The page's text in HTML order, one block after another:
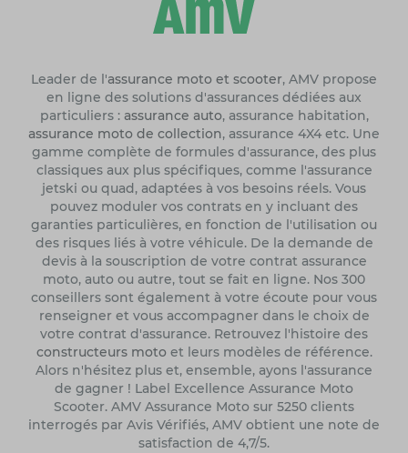
Leader de l'assurance moto et scooter, AMV propose
en ligne des solutions d'assurances dédiées aux
particuliers : assurance auto, assurance habitation,
assurance moto de collection, assurance 4X4 etc. Une
gamme complète de formules d'assurance, des plus
classiques aux plus spécifiques, comme l'assurance
jetski ou quad, adaptées à vos besoins réels. Vous
pouvez moduler vos contrats en y incluant des
garanties particulières, en fonction de l'utilisation ou
des risques liés à votre véhicule. De la demande de
devis à la souscription de votre contrat assurance
moto, auto ou autre, tout se fait en ligne. Nos 300
conseillers sont également à votre écoute pour vous
renseigner et vous accompagner dans le choix de
votre contrat d'assurance. Retrouvez l'histoire des
constructeurs motoet leurs modèles de référence.
Alors n'hésitez plus et, ensemble, ayons l'assurance
de gagner ! Label Excellence Assurance Moto
Scooter. AMV Assurance Moto sur 5250 clients
interrogés par Avis Vérifiés, AMV obtient une note de
satisfaction de 4,7/5.